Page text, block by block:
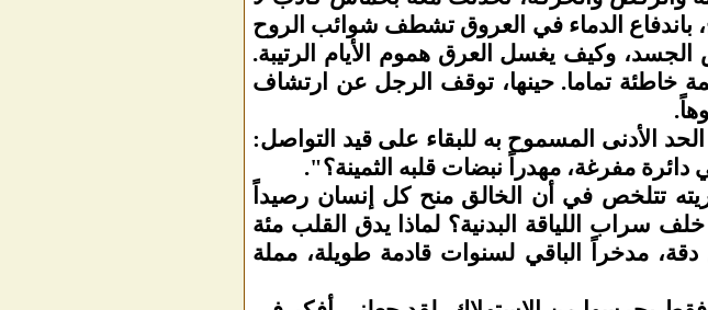
باندفاع الدماء في العروق تشطف شوائب الروح
وكيف يغسل العرق هموم الأيام الرتيبة.
خاطئة تماما. حينها، توقف الرجل عن ارتشاف
الأدنى المسموح به للبقاء على قيد التواصل:
مفرغة، مهدراً نبضات قلبه الثمينة؟".
تتلخص في أن الخالق منح كل إنسان رصيداً
سراب اللياقة البدنية؟ لماذا يدق القلب مئة
مدخراً الباقي لسنوات قادمة طويلة، مملة